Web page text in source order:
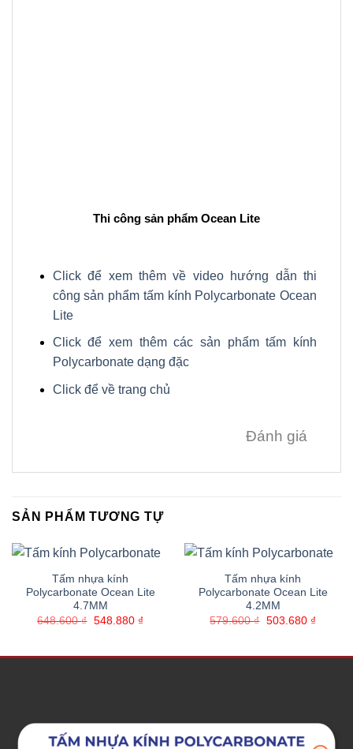
Thi công sản phẩm Ocean Lite
Click để xem thêm về video hướng dẫn thi
công sản phẩm tấm kính Polycarbonate Ocean
Lite
Click để xem thêm các sản phẩm tấm kính
Polycarbonate dạng đặc
Click để về trang chủ
Đánh giá
SẢN PHẨM TƯƠNG TỰ
Tấm nhựa kính
Polycarbonate Ocean Lite
4.7MM
648.600₫ Giá
548.880 ₫Giá
548.880 ₫.
Tấm nhựa kính
Polycarbonate Ocean Lite
4.2MM
579.600₫ Giá
503.680 ₫Giá